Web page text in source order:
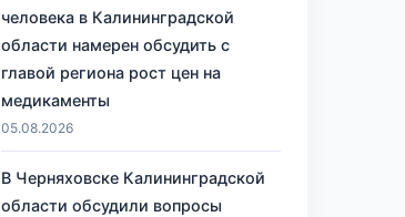
человека в Калининградской
области намерен обсудить с
главой региона рост цен на
медикаменты
05.08.2026
В Черняховске Калининградской
области обсудили вопросы